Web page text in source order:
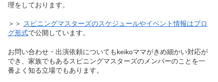
理をしております。
＞＞ スピニングマスターズのスケジュールやイベント情報はブロ
グ形式で公開しています。
お問い合わせ・出演依頼についてもkeikoママがきめ細かい対応が
でき、家族でもあるスピニングマスターズのメンバーのことを一
番よく知る立場でもあります。